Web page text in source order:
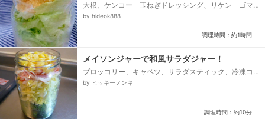
大根、ケンコー 玉ねぎドレッシング、リケン ゴマ
ねぎ塩ドレッシング、レタス、A 溶き卵、A マヨネ
by hideok888
調理時間：約1時間
メイソンジャーで和風サラダジャー！
ブロッコリー、キャベツ、サラダスティック、冷凍コ
ーン、大葉、醤油、昆布ポン酢、サラダ油、砂糖、塩
by ヒッキーノンキ
調理時間：約10分